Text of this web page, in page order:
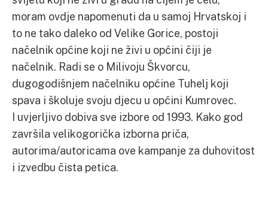
moram ovdje napomenuti da u samoj Hrvatskoj i
to ne tako daleko od Velike Gorice, postoji
načelnik općine koji ne živi u općini čiji je
načelnik. Radi se o Milivoju Škvorcu,
dugogodišnjem načelniku općine Tuhelj koji
spava i školuje svoju djecu u općini Kumrovec.
I uvjerljivo dobiva sve izbore od 1993. Kako god
završila velikogorička izborna priča,
autorima/autoricama ove kampanje za duhovitost
i izvedbu čista petica.